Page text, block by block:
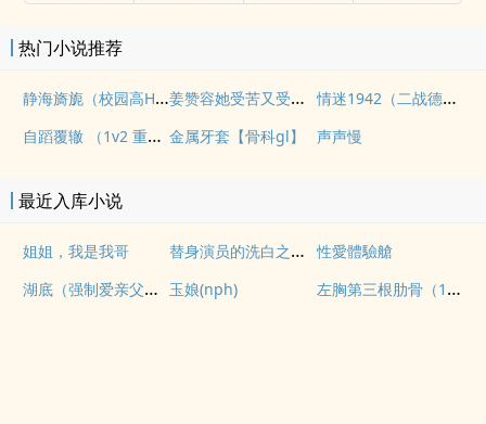
热门小说推荐
静海旖旎（校园高H） 姜赞容她受苦又受难（NPH）
情迷1942（二战德国）
自蹈覆辙 （1v2 重生） 金属牙套【骨科gl】 声声慢
最近入库小说
姐姐，我是我哥 替身演员的洗白之路(nph) 性愛體驗艙
湖底（强制爱亲父女） 玉娘(nph) 左胸第三根肋骨（1v1伪骨性虐强制）